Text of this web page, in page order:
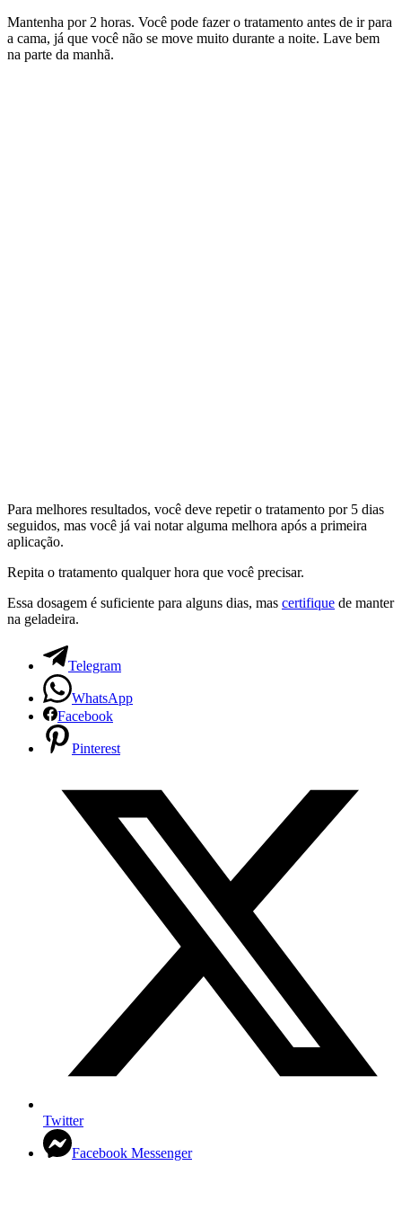
Mantenha por 2 horas. Você pode fazer o tratamento antes de ir para
a cama, já que você não se move muito durante a noite. Lave bem
na parte da manhã.
Para melhores resultados, você deve repetir o tratamento por 5 dias
seguidos, mas você já vai notar alguma melhora após a primeira
aplicação.
Repita o tratamento qualquer hora que você precisar.
Essa dosagem é suficiente para alguns dias, mas certifique de manter
na geladeira.
Telegram
WhatsApp
Facebook
Pinterest
Twitter
Facebook Messenger